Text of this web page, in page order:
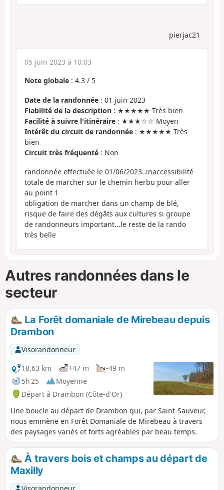
pierjac21
05 juin 2023 à 10:03
Note globale : 4.3 / 5
Date de la randonnée : 01 juin 2023
Fiabilité de la description : ★★★★★ Très bien
Facilité à suivre l'itinéraire : ★★★☆☆ Moyen
Intérêt du circuit de randonnée : ★★★★★ Très
bien
Circuit très fréquenté : Non
randonnée effectuée le 01/06/2023..inaccessibilité
totale de marcher sur le chemin herbu pour aller
au point 1
obligation de marcher dans un champ de blé,
risque de faire des dégâts aux cultures si groupe
de randonneurs important...le reste de la rando
très belle
Autres randonnées dans le
secteur
La Forêt domaniale de Mirebeau depuis
Drambon
Visorandonneur
18,63 km
+47 m
-49 m
5h 25
Moyenne
Départ à Drambon (Côte-d'Or)
Une boucle au départ de Drambon qui, par Saint-Sauveur,
nous emmène en Forêt Domaniale de Mirebeau à travers
des paysages variés et forts agréables par beau temps.
À travers bois et champs au départ de
Maxilly